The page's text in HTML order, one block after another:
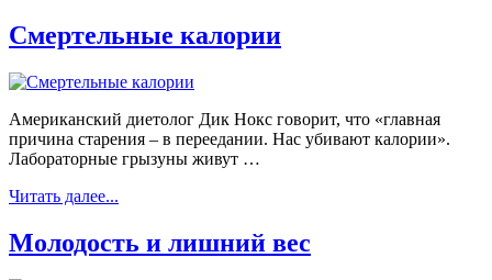
Смертельные калории
Американский диетолог Дик Нокс говорит, что «главная
причина старения – в переедании. Нас убивают калории».
Лабораторные грызуны живут …
Читать далее...
Молодость и лишний вес